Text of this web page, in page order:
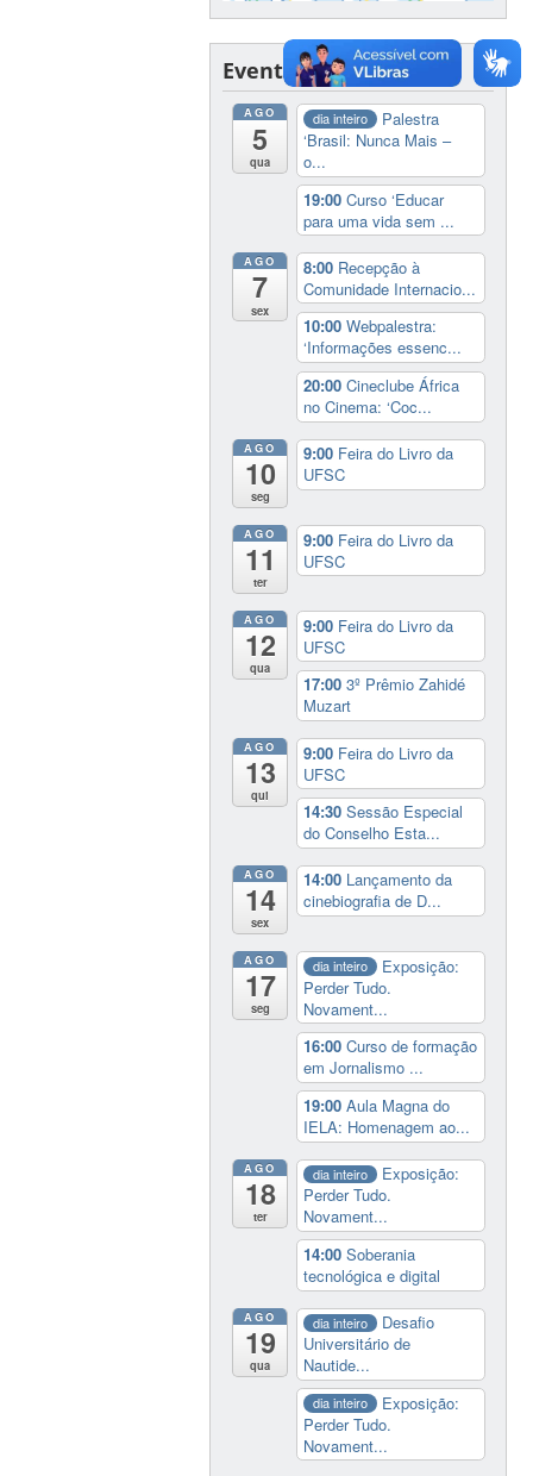
Eventos
AGO
5
qua
dia inteiro
Palestra
‘Brasil: Nunca Mais –
o...
19:00Curso ‘Educar
para uma vida sem ...
AGO
7
sex
8:00 Recepção à
Comunidade Internacio...
10:00Webpalestra:
‘Informações essenc...
20:00Cineclube África
no Cinema: ‘Coc...
AGO
10
seg
9:00 Feira do Livro da
UFSC
AGO
11
ter
9:00 Feira do Livro da
UFSC
AGO
12
qua
9:00 Feira do Livro da
UFSC
17:003º Prêmio Zahidé
Muzart
AGO
13
qui
9:00 Feira do Livro da
UFSC
14:30Sessão Especial
do Conselho Esta...
AGO
14
sex
14:00 Lançamento da
cinebiografia de D...
AGO
17
seg
dia inteiro
Exposição:
Perder Tudo.
Novament...
16:00Curso de formação
em Jornalismo ...
19:00Aula Magna do
IELA: Homenagem ao...
AGO
18
ter
dia inteiro
Exposição:
Perder Tudo.
Novament...
14:00Soberania
tecnológica e digital
AGO
19
qua
dia inteiro
Desafio
Universitário de
Nautide...
dia inteiro
Exposição:
Perder Tudo.
Novament...